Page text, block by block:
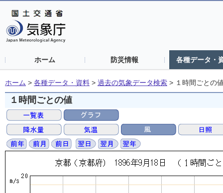
ホーム 防災情報 各種データ・
ホーム > 各種データ・資料 > 過去の気象データ検索 > １時間ごとの
１時間ごとの値